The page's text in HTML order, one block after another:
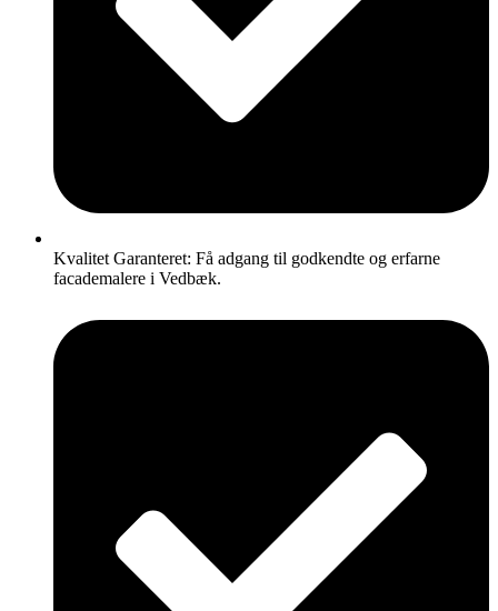
Kvalitet Garanteret: Få adgang til godkendte og erfarne
facademalere i Vedbæk.